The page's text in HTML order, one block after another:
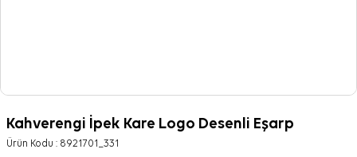
Kahverengi İpek Kare Logo Desenli Eşarp
Ürün Kodu : 8921701_331